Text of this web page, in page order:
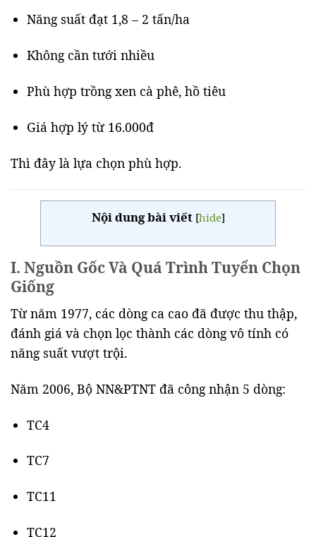
Năng suất đạt 1,8 – 2 tấn/ha
Không cần tưới nhiều
Phù hợp trồng xen cà phê, hồ tiêu
Giá hợp lý từ 16.000đ
Thì đây là lựa chọn phù hợp.
Nội dung bài viết [hide]
I. Nguồn Gốc Và Quá Trình Tuyển Chọn
Giống
Từ năm 1977, các dòng ca cao đã được thu thập,
đánh giá và chọn lọc thành các dòng vô tính có
năng suất vượt trội.
Năm 2006, Bộ NN&PTNT đã công nhận 5 dòng:
TC4
TC7
TC11
TC12